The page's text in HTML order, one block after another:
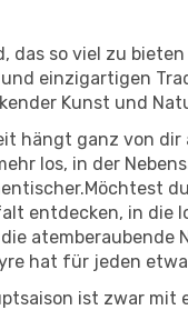
das so viel zu
einzigartigen
Kunst und
hängt ganz von dir
los, in der
entdecken, in die
atemberaubende
hat für jeden
ist zwar mit